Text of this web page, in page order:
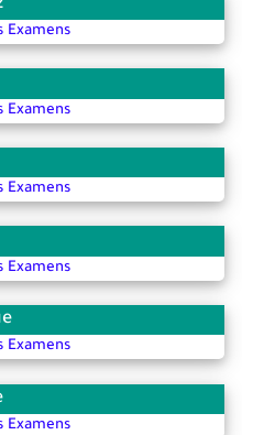
Examens
Examens
Examens
Examens
Examens
Examens